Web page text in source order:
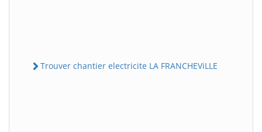
Trouver chantier electricite LA FRANCHEViLLE